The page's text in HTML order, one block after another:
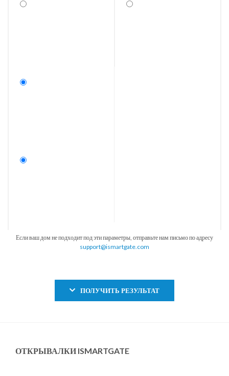
Если ваш дом не подходит под эти параметры, отправьте нам письмо по адресу
support@ismartgate.com
ПОЛУЧИТЬ РЕЗУЛЬТАТ
ОТКРЫВАЛКИ ISMARTGATE